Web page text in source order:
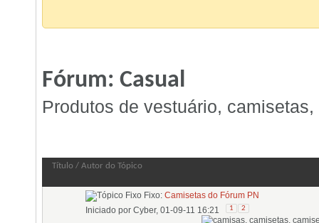
Fórum: Casual
Produtos de vestuário,
Título / Autor do Tópico
Fixo: Camisetas do Fórum PN
Iniciado por Cyber, 01-09-11 16:21 1 2